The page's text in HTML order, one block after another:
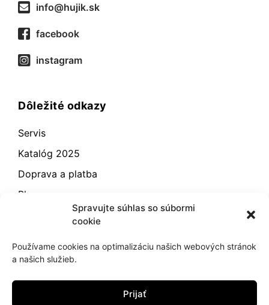
Spravujte súhlas so súbormi
cookie
Používame cookies na optimalizáciu našich webových stránok
a našich služieb.
Prijať
info@hujik.sk
facebook
instagram
Dôležité odkazy
Servis
Katalóg 2025
Doprava a platba
Blog
Odstúpenie od zmluvy